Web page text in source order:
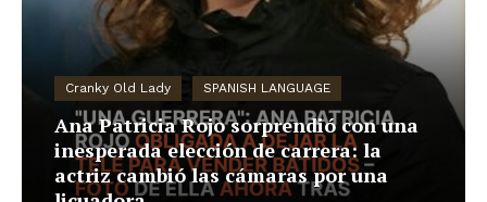
Cranky Old Lady SPANISH LANGUAGE
Ana Patricia Rojo sorprendió con una
inesperada elección de carrera: la
actriz cambió las cámaras por una